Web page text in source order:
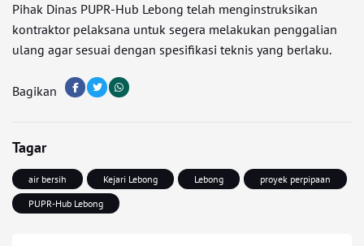
Pihak Dinas PUPR-Hub Lebong telah menginstruksikan
kontraktor pelaksana untuk segera melakukan penggalian
ulang agar sesuai dengan spesifikasi teknis yang berlaku.
Bagikan
Tagar
air bersih Kejari Lebong Lebong
proyek perpipaan
PUPR-Hub Lebong